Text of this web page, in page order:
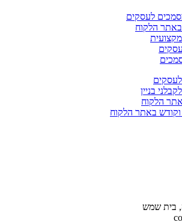
לעסקים
הלקוח
בניין
הלקוח
באתר הלקוח
בית שמש